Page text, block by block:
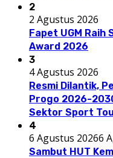
2
2 Agustus 2026
Fapet UGM Raih
Award 2026
3
4 Agustus 2026
Resmi Dilantik,
Progo 2026-
Sektor Sport
4
6 Agustus 20266
Sambut HUT